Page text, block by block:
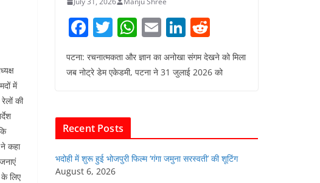
में
की
कहा
के लिए
F
c
e
o
o
k
T
itt
W
at
p
E
m
ai
Li
n
k
e
e
d
पटना: रचनात्मकता और ज्ञान का अनोखा संगम देखने को मिला
जब नोट्रे डेम एकेडमी, पटना ने 31 जुलाई 2026 को
Recent Posts
भदोही में शुरू हुई भोजपुरी फिल्म ‘गंगा जमुना सरस्वती’ की शूटिंग
August 6, 2026